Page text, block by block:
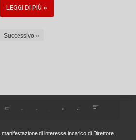
LEGGI DI PIÙ »
Successivo »
manifestazione di interesse incarico di Direttore